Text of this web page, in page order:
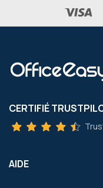
CERTIFIÉ
AIDE